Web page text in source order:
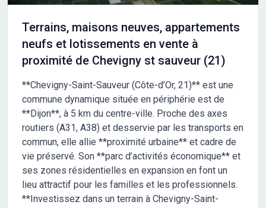
Terrains, maisons neuves, appartements
neufs et lotissements en vente à
proximité de Chevigny st sauveur (21)
**Chevigny-Saint-Sauveur (Côte-d’Or, 21)** est une
commune dynamique située en périphérie est de
**Dijon**, à 5 km du centre-ville. Proche des axes
routiers (A31, A38) et desservie par les transports en
commun, elle allie **proximité urbaine** et cadre de
vie préservé. Son **parc d’activités économique** et
ses zones résidentielles en expansion en font un
lieu attractif pour les familles et les professionnels.
**Investissez dans un terrain à Chevigny-Saint-